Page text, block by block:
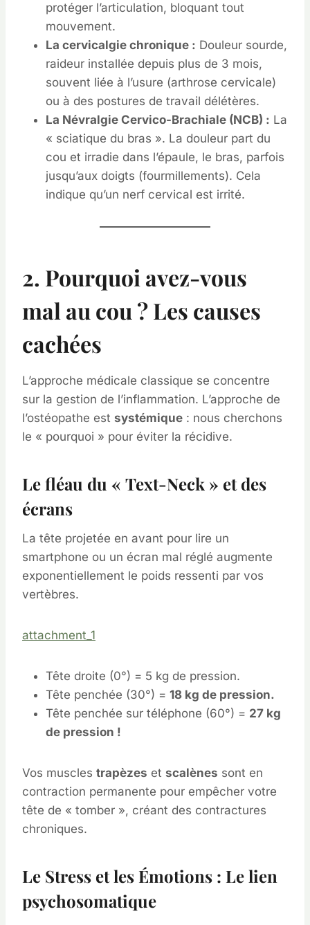
protéger l’articulation, bloquant tout
mouvement.
La cervicalgie chronique : Douleur sourde,
raideur installée depuis plus de 3 mois,
souvent liée à l’usure (arthrose cervicale)
ou à des postures de travail délétères.
La Névralgie Cervico-Brachiale (NCB) : La
« sciatique du bras ». La douleur part du
cou et irradie dans l’épaule, le bras, parfois
jusqu’aux doigts (fourmillements). Cela
indique qu’un nerf cervical est irrité.
2. Pourquoi avez-vous
mal au cou ? Les causes
cachées
L’approche médicale classique se concentre
sur la gestion de l’inflammation. L’approche de
l’ostéopathe est systémique : nous cherchons
le « pourquoi » pour éviter la récidive.
Le fléau du « Text-Neck » et des
écrans
La tête projetée en avant pour lire un
smartphone ou un écran mal réglé augmente
exponentiellement le poids ressenti par vos
vertèbres.
attachment_1
Tête droite (0°) = 5 kg de pression.
Tête penchée (30°) = 18 kg de pression.
Tête penchée sur téléphone (60°) = 27 kg
de pression !
Vos muscles trapèzes et scalènes sont en
contraction permanente pour empêcher votre
tête de « tomber », créant des contractures
chroniques.
Le Stress et les Émotions : Le lien
psychosomatique